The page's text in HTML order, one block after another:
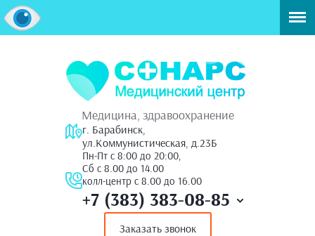
Медицина, здравоохранение
г. Барабинск,
ул.Коммунистическая, д.23Б
Пн-Пт с 8:00 до 20:00,
Сб с 8.00 до 14.00
колл-центр с 8.00 до 16.00
+7 (383) 383-08-85
Заказать звонок